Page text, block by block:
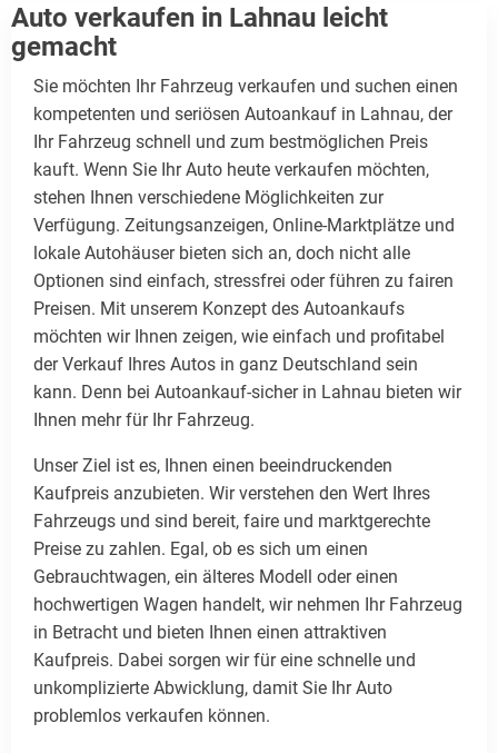
Auto verkaufen in Lahnau leicht
gemacht
Sie möchten Ihr Fahrzeug verkaufen und suchen einen
kompetenten und seriösen Autoankauf in Lahnau, der
Ihr Fahrzeug schnell und zum bestmöglichen Preis
kauft. Wenn Sie Ihr Auto heute verkaufen möchten,
stehen Ihnen verschiedene Möglichkeiten zur
Verfügung. Zeitungsanzeigen, Online-Marktplätze und
lokale Autohäuser bieten sich an, doch nicht alle
Optionen sind einfach, stressfrei oder führen zu fairen
Preisen. Mit unserem Konzept des Autoankaufs
möchten wir Ihnen zeigen, wie einfach und profitabel
der Verkauf Ihres Autos in ganz Deutschland sein
kann. Denn bei Autoankauf-sicher in Lahnau bieten wir
Ihnen mehr für Ihr Fahrzeug.
Unser Ziel ist es, Ihnen einen beeindruckenden
Kaufpreis anzubieten. Wir verstehen den Wert Ihres
Fahrzeugs und sind bereit, faire und marktgerechte
Preise zu zahlen. Egal, ob es sich um einen
Gebrauchtwagen, ein älteres Modell oder einen
hochwertigen Wagen handelt, wir nehmen Ihr Fahrzeug
in Betracht und bieten Ihnen einen attraktiven
Kaufpreis. Dabei sorgen wir für eine schnelle und
unkomplizierte Abwicklung, damit Sie Ihr Auto
problemlos verkaufen können.